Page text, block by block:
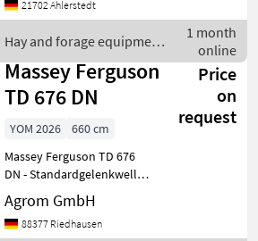
Standardgelenkwelle mit
Kreiselfahrwe
21702 Ahlerstedt
Hay and forage equipment
/ Massey Ferguson
1 month
online
Massey Ferguson
TD 676 DN
Price
on
request
YOM 2026
660 cm
Massey Ferguson TD 676
DN - Standardgelenkwelle
montiert - Tastrad 15/6.00-6
- Beleuchtung mit LED - EU
Typengenehmigung
Agrom GmbH
88377 Riedhausen